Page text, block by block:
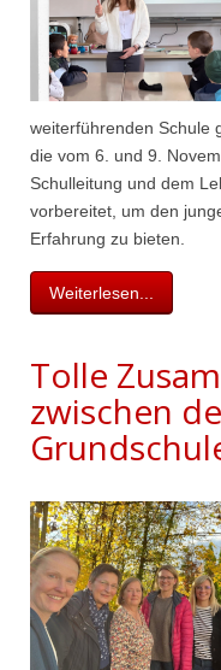
weiterführenden Schule
die vom 6. und 9.
Schulleitung und dem
vorbereitet, um den
Erfahrung zu bieten.
Weiterlesen...
Tolle
zwischen